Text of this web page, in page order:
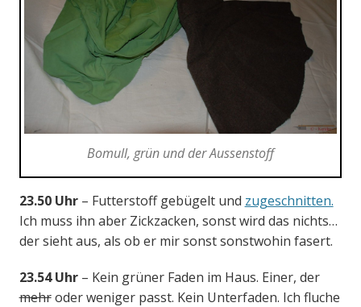
Bomull, grün und der Aussenstoff
23.50 Uhr– Futterstoff gebügelt und zugeschnitten.
Ich muss ihn aber Zickzacken, sonst wird das nichts…
der sieht aus, als ob er mir sonst sonstwohin fasert.
23.54 Uhr– Kein grüner Faden im Haus. Einer, der
mehroder weniger passt. Kein Unterfaden. Ich fluche